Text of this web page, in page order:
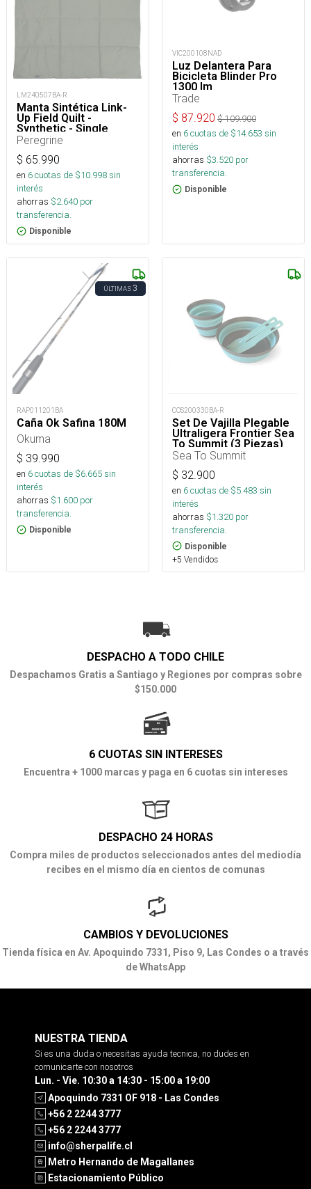
LM240507BA-R
Manta Sintética Link-
Up Field Quilt -
Synthetic - Single
Peregrine
$ 65.990
en 6cuotas de $10.998sin
interés
ahorras $2.640 por
transferencia.
Disponible
VIC200108NAD
Luz Delantera Para
Bicicleta Blinder Pro
1300 lm
Trade
$ 87.920 $109.900
en 6cuotas de $14.653 sin
interés
ahorras $3.520 por
transferencia.
Disponible
ÚLTIMAS3
RAP011201BA
Caña Ok Safina 180M
Okuma
$ 39.990
en 6cuotas de $6.665sin
interés
ahorras $1.600 por
transferencia.
Disponible
COS200330BA-R
Set De Vajilla Plegable
Ultraligera Frontier Sea
To Summit (3 Piezas)
Sea To Summit
$ 32.900
en 6cuotas de $5.483 sin
interés
ahorras $1.320 por
transferencia.
Disponible
+5 Vendidos
DESPACHO A TODO CHILE
Despachamos Gratis a Santiago y Regiones por compras sobre
$150.000
6 CUOTAS SIN INTERESES
Encuentra + 1000 marcas y paga en 6 cuotas sin intereses
DESPACHO 24 HORAS
Compra miles de productos seleccionados antes del mediodía
recibes en el mismo día en cientos de comunas
CAMBIOS Y DEVOLUCIONES
Tienda física en Av. Apoquindo 7331, Piso 9, Las Condes o a través
de WhatsApp
NUESTRA TIENDA
Si es una duda o necesitas ayuda tecnica, no dudes en
comunicarte con nosotros
Lun. - Vie. 10:30 a 14:30 - 15:00 a 19:00
Apoquindo 7331 OF 918 - Las Condes
+56 2 2244 3777
+56 2 2244 3777
info@sherpalife.cl
Metro Hernando de Magallanes
Estacionamiento Público